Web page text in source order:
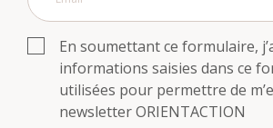
En soumettant ce formulaire,
informations saisies dans ce
utilisées pour permettre de
newsletter ORIENTACTION